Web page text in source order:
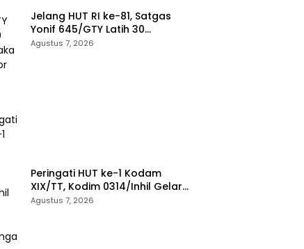
Jelang HUT RI ke-81, Satgas
Yonif 645/GTY Latih 30
Paskibraka di Kantor Bupati
Agustus 7, 2026
Peringati HUT ke-1 Kodam
XIX/TT, Kodim 0314/Inhil Gelar
Ziarah Rombongan
Agustus 7, 2026